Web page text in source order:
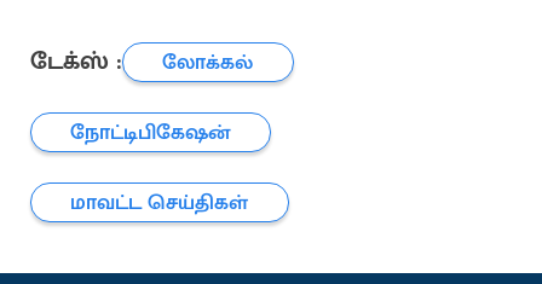
டேக்ஸ் :
லோக்கல்
நோட்டிபிகேஷன்
மாவட்ட செய்திகள்